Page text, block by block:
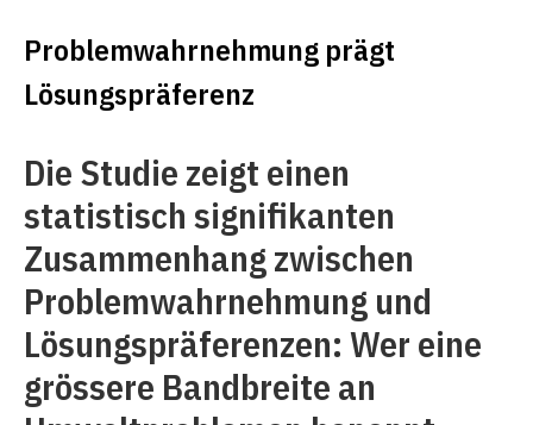
Problemwahrnehmung prägt
Lösungspräferenz
Die Studie zeigt einen
statistisch signifikanten
Zusammenhang zwischen
Problemwahrnehmung und
Lösungspräferenzen: Wer eine
grössere Bandbreite an